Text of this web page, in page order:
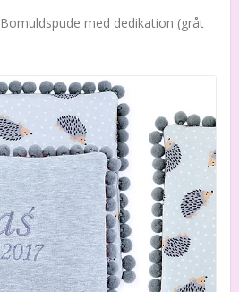
Bomuldspude med dedikation (gråt